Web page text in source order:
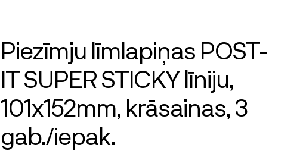
Piezīmju līmlapiņas POST-
IT SUPER STICKY līniju,
101x152mm, krāsainas, 3
gab./iepak.